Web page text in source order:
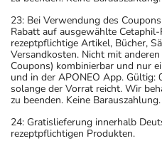
23: Bei Verwendung des
Rabatt auf ausgewählte
rezeptpflichtige Artikel, Bücher,
Versandkosten. Nicht mit
Coupons) kombinierbar und nur
und in der APONEO App. Gültig:
solange der Vorrat reicht. Wir
zu beenden. Keine Barauszahlung.
24: Gratislieferung innerhalb
rezeptpflichtigen Produkten.